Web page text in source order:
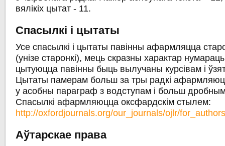
вялікіх цытат - 11.
Спасылкі і цытаты
Усе спасылкі і цытаты павінны афармляцца
(унізе старонкі), мець скразны характар
цытуюцца павінны быць вылучаны курсівам і
Цытаты памерам больш за тры радкі
у асобны параграф з водступам і больш
Спасылкі афармляюцца оксфардскім стылем:
http://oxfordjournals.org/our_journals/ojlr/
Аўтарскае права